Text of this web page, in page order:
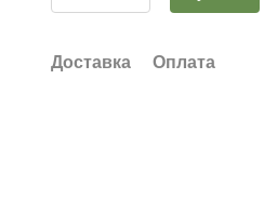
Доставка Оплата